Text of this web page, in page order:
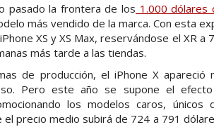
pasado la frontera de los 1.000 dólares
más vendido de la marca. Con esta
XS y XS Max, reservándose el XR
más tarde a las tiendas.
de producción, el iPhone X
Pero este año se supone el
los modelos caros, únicos
el precio medio subirá de 724 a 791